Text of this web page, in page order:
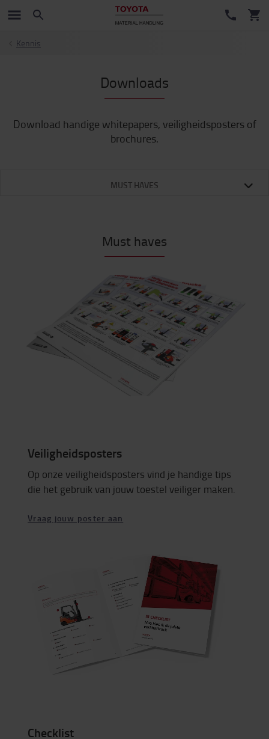
Kennis
Downloads
Download handige whitepapers, veiligheidsposters of
brochures.
MUST HAVES
Must haves
Veiligheidsposters
Op onze veiligheidsposters vind je handige tips
die het gebruik van jouw toestel veiliger maken.
Vraag jouw poster aan
Checklist